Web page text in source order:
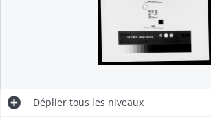
Déplier tous les niveaux